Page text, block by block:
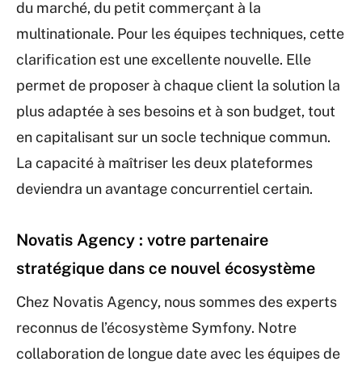
du marché, du petit commerçant à la
multinationale. Pour les équipes techniques, cette
clarification est une excellente nouvelle. Elle
permet de proposer à chaque client la solution la
plus adaptée à ses besoins et à son budget, tout
en capitalisant sur un socle technique commun.
La capacité à maîtriser les deux plateformes
deviendra un avantage concurrentiel certain.
Novatis Agency : votre partenaire
stratégique dans ce nouvel écosystème
Chez Novatis Agency, nous sommes des experts
reconnus de l’écosystème Symfony. Notre
collaboration de longue date avec les équipes de